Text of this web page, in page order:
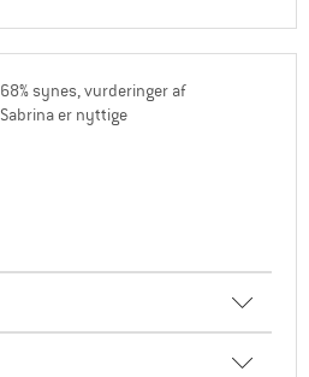
68% synes, vurderinger af
Sabrina er nyttige